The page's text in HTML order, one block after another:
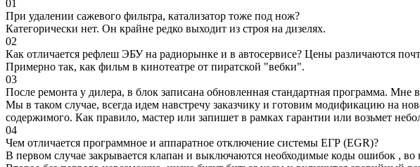
01
При удалении сажевого фильтра, катализатор тоже под нож?
Категорически нет. Он крайне редко выходит из строя на дизелях.
02
Как отличается рефлеш ЭБУ на радиорынке и в автосервисе? Цены различаются
Примерно так, как фильм в кинотеатре от пиратской "вебки".
03
После ремонта у дилера, в блок записана обновленная стандартная программа.
Мы в таком случае, всегда идем навстречу заказчику и готовим модификацию на
содержимого. Как правило, мастер или запишет в рамках гарантии или возьмет
04
Чем отличается программное и аппаратное отключение системы ЕГР (EGR)?
В первом случае закрывается клапан и выключаются необходимые коды ошибок , во